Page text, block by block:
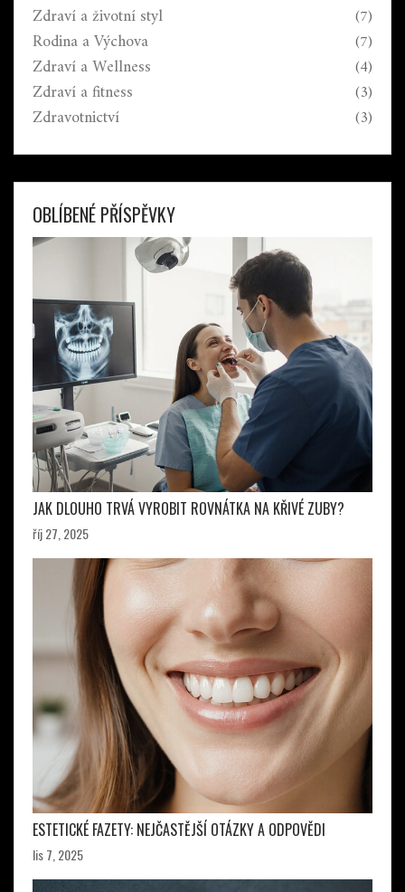
Zdraví a životní styl (7)
Rodina a Výchova (7)
Zdraví a Wellness (4)
Zdraví a fitness (3)
Zdravotnictví (3)
OBLÍBENÉ PŘÍSPĚVKY
JAK DLOUHO TRVÁ VYROBIT ROVNÁTKA NA KŘIVÉ ZUBY?
říj 27, 2025
ESTETICKÉ FAZETY: NEJČASTĚJŠÍ OTÁZKY A ODPOVĚDI
lis 7, 2025